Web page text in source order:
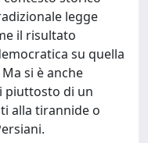
legge
il risultato
su quella
si è anche
piuttosto di un
alla tirannide o